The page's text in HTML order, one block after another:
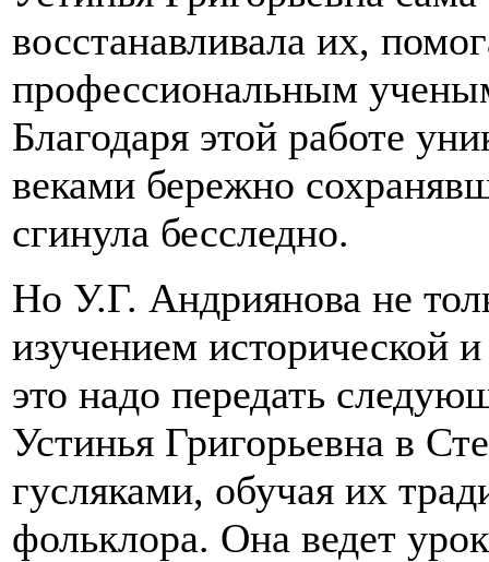
восстанавливала их,
профессиональным
Благодаря этой работе
веками бережно
сгинула бесследно.
Но У.Г. Андриянова не
изучением исторической
это надо передать
Устинья Григорьевна в
гусляками, обучая их
фольклора. Она ведет